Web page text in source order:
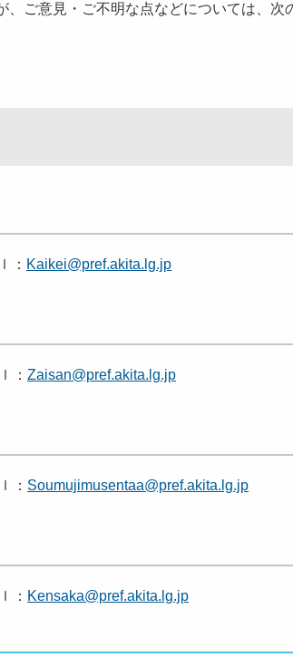
ご意見・ご不明な点などについては、次
： Kaikei@pref.akita.lg.jp
： Zaisan@pref.akita.lg.jp
： Soumujimusentaa@pref.akita.lg.jp
： Kensaka@pref.akita.lg.jp